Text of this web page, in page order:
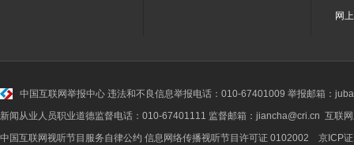
网
中国互联网举报中心 违法和不良信息举报电话：010-67401009 举报邮箱：
新闻从业人员职业道德监督电话：010-67401111 监督邮箱：jiancha@cri.cn 互联
中国互联网视听节目服务自律公约 信息网络传播视听节目许可证 0102002 京ICP